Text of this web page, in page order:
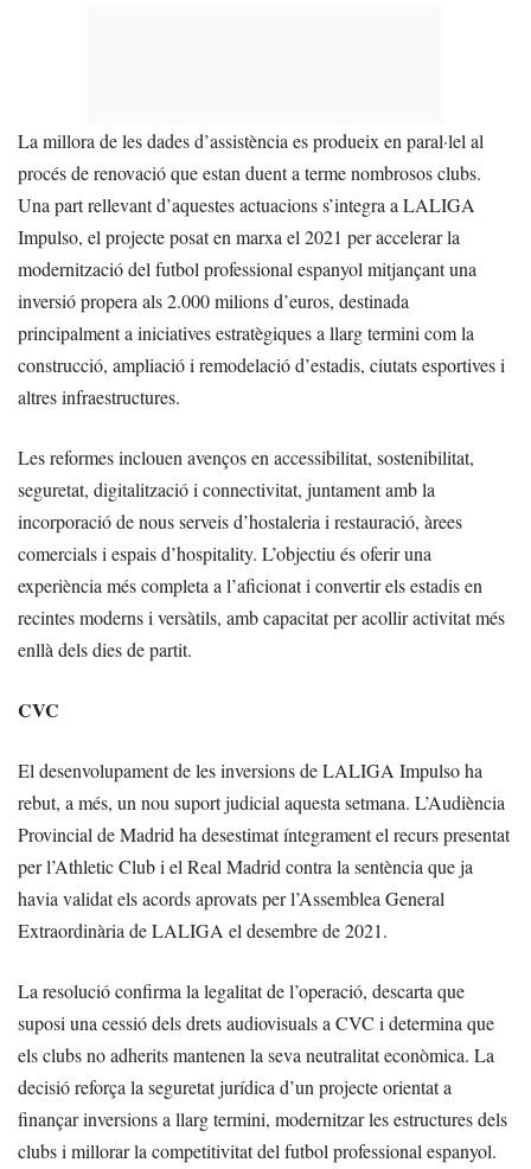
La millora de les dades d’assistència es produeix en paral·lel al
procés de renovació que estan duent a terme nombrosos clubs.
Una part rellevant d’aquestes actuacions s’integra a LALIGA
Impulso, el projecte posat en marxa el 2021 per accelerar la
modernització del futbol professional espanyol mitjançant una
inversió propera als 2.000 milions d’euros, destinada
principalment a iniciatives estratègiques a llarg termini com la
construcció, ampliació i remodelació d’estadis, ciutats esportives i
altres infraestructures.
Les reformes inclouen avenços en accessibilitat, sostenibilitat,
seguretat, digitalització i connectivitat, juntament amb la
incorporació de nous serveis d’hostaleria i restauració, àrees
comercials i espais d’hospitality. L’objectiu és oferir una
experiència més completa a l’aficionat i convertir els estadis en
recintes moderns i versàtils, amb capacitat per acollir activitat més
enllà dels dies de partit.
CVC
El desenvolupament de les inversions de LALIGA Impulso ha
rebut, a més, un nou suport judicial aquesta setmana. L’Audiència
Provincial de Madrid ha desestimat íntegrament el recurs presentat
per l’Athletic Club i el Real Madrid contra la sentència que ja
havia validat els acords aprovats per l’Assemblea General
Extraordinària de LALIGA el desembre de 2021.
La resolució confirma la legalitat de l’operació, descarta que
suposi una cessió dels drets audiovisuals a CVC i determina que
els clubs no adherits mantenen la seva neutralitat econòmica. La
decisió reforça la seguretat jurídica d’un projecte orientat a
finançar inversions a llarg termini, modernitzar les estructures dels
clubs i millorar la competitivitat del futbol professional espanyol.